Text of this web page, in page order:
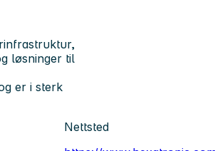
løsninger til
er i sterk
Nettsted